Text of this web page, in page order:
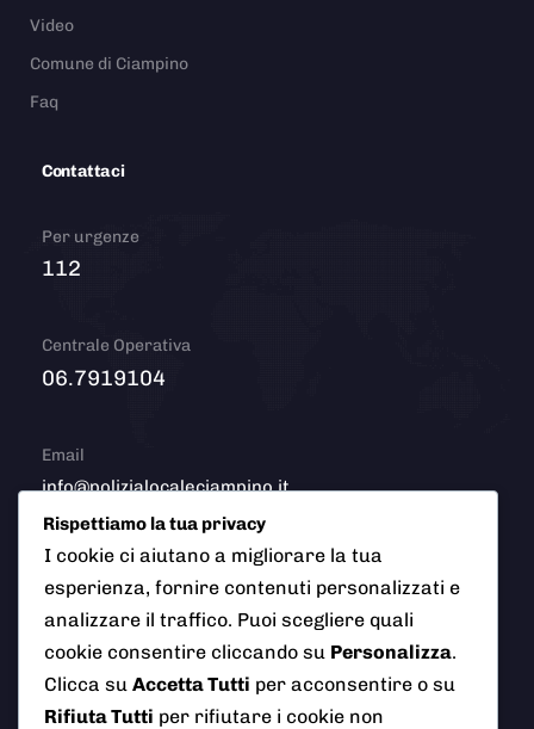
Video
Comune di Ciampino
Faq
Contattaci
Per urgenze
112
Centrale Operativa
06.7919104
Email
info@polizialocaleciampino.it
© 2026 Polizia Locale del Comune di Ciampino (Roma). Tutti
i diritti riservati
Rispettiamo la tua privacy
I cookie ci aiutano a migliorare la tua
esperienza, fornire contenuti personalizzati e
analizzare il traffico. Puoi scegliere quali
cookie consentire cliccando su Personalizza.
Clicca su Accetta Tutti per acconsentire o su
Rifiuta Tutti per rifiutare i cookie non